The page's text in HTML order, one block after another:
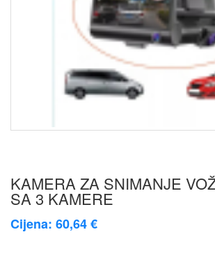
KAMERA ZA SNIMANJE
SA 3 KAMERE
Cijena: 60,64 €